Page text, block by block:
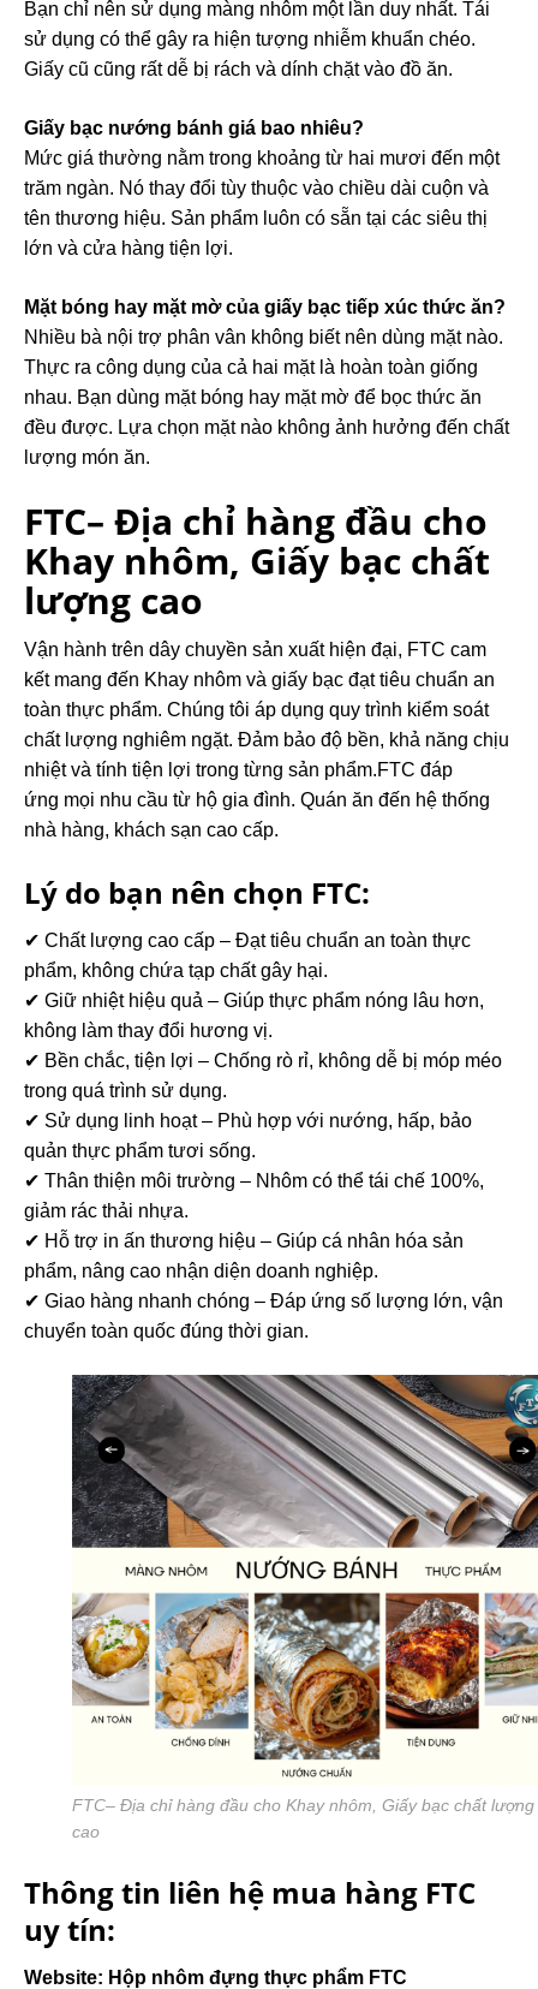
Bạn chỉ nên sử dụng màng nhôm một lần duy nhất. Tái
sử dụng có thể gây ra hiện tượng nhiễm khuẩn chéo.
Giấy cũ cũng rất dễ bị rách và dính chặt vào đồ ăn.
Giấy bạc nướng bánh giá bao nhiêu?
Mức giá thường nằm trong khoảng từ hai mươi đến một
trăm ngàn. Nó thay đổi tùy thuộc vào chiều dài cuộn và
tên thương hiệu. Sản phẩm luôn có sẵn tại các siêu thị
lớn và cửa hàng tiện lợi.
Mặt bóng hay mặt mờ của giấy bạc tiếp xúc thức ăn?
Nhiều bà nội trợ phân vân không biết nên dùng mặt nào.
Thực ra công dụng của cả hai mặt là hoàn toàn giống
nhau. Bạn dùng mặt bóng hay mặt mờ để bọc thức ăn
đều được. Lựa chọn mặt nào không ảnh hưởng đến chất
lượng món ăn.
FTC– Địa chỉ hàng đầu cho
Khay nhôm, Giấy bạc chất
lượng cao
Vận hành trên dây chuyền sản xuất hiện đại, FTC cam
kết mang đến Khay nhôm và giấy bạc đạt tiêu chuẩn an
toàn thực phẩm. Chúng tôi áp dụng quy trình kiểm soát
chất lượng nghiêm ngặt. Đảm bảo độ bền, khả năng chịu
nhiệt và tính tiện lợi trong từng sản phẩm.FTC đáp
ứng mọi nhu cầu từ hộ gia đình. Quán ăn đến hệ thống
nhà hàng, khách sạn cao cấp.
Lý do bạn nên chọn FTC:
✔ Chất lượng cao cấp – Đạt tiêu chuẩn an toàn thực
phẩm, không chứa tạp chất gây hại.
✔ Giữ nhiệt hiệu quả – Giúp thực phẩm nóng lâu hơn,
không làm thay đổi hương vị.
✔ Bền chắc, tiện lợi – Chống rò rỉ, không dễ bị móp méo
trong quá trình sử dụng.
✔ Sử dụng linh hoạt – Phù hợp với nướng, hấp, bảo
quản thực phẩm tươi sống.
✔ Thân thiện môi trường – Nhôm có thể tái chế 100%,
giảm rác thải nhựa.
✔ Hỗ trợ in ấn thương hiệu – Giúp cá nhân hóa sản
phẩm, nâng cao nhận diện doanh nghiệp.
✔ Giao hàng nhanh chóng – Đáp ứng số lượng lớn, vận
chuyển toàn quốc đúng thời gian.
FTC– Địa chỉ hàng đầu cho Khay nhôm, Giấy bạc chất lượng
cao
Thông tin liên hệ mua hàng FTC
uy tín:
Website: Hộp nhôm đựng thực phẩm FTC